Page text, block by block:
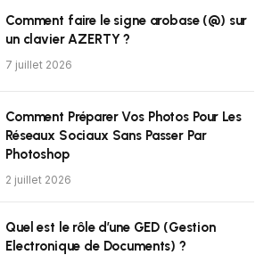
Comment faire le signe arobase (@) sur
un clavier AZERTY ?
7 juillet 2026
Comment Préparer Vos Photos Pour Les
Réseaux Sociaux Sans Passer Par
Photoshop
2 juillet 2026
Quel est le rôle d’une GED (Gestion
Electronique de Documents) ?